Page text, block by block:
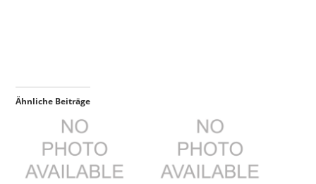
Ähnliche Beiträge